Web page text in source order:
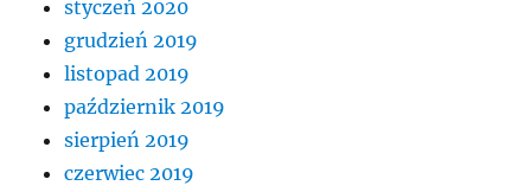
styczeń 2020
grudzień 2019
listopad 2019
październik 2019
sierpień 2019
czerwiec 2019